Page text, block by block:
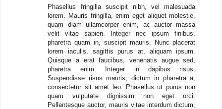
Phasellus fringilla suscipit nibh, vel malesuada
lorem. Mauris fringilla, enim eget aliquet molestie,
quam diam ullamcorper enim, ac auctor massa
velit vitae sapien. Integer nec ipsum finibus,
pharetra quam in, suscipit mauris. Nunc placerat
lorem iaculis, sagittis purus at, aliquam ipsum.
Quisque a erat faucibus, venenatis augue sed,
pharetra enim. Integer in dapibus risus.
Suspendisse risus mauris, dictum in pharetra a,
consectetur sit amet leo. Phasellus ut purus non
quam vulputate dignissim non eget orci.
Pellentesque auctor, mauris vitae interdum dictum,